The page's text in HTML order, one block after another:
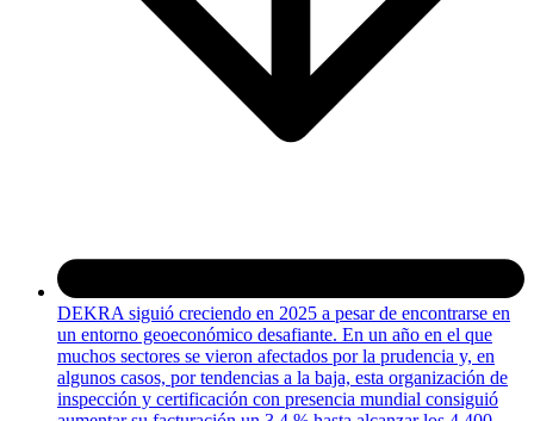
DEKRA siguió creciendo en 2025 a pesar de encontrarse en
un entorno geoeconómico desafiante. En un año en el que
muchos sectores se vieron afectados por la prudencia y, en
algunos casos, por tendencias a la baja, esta organización de
inspección y certificación con presencia mundial consiguió